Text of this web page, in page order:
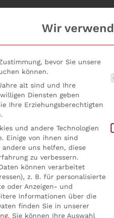
in 9 Seminare zum
Wir
bevor Sie unsere
können.
alt sind und Ihre
Diensten geben
Ihre Erziehungsberechtigten
und andere Technologien
Einige von ihnen sind
uns helfen, diese
zu verbessern.
können verarbeitet
z. B. für personalisierte
oder Anzeigen- und
Informationen über die
finden Sie in unserer
. Sie können Ihre Auswahl